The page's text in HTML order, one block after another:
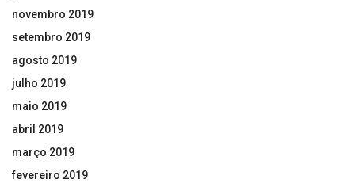
novembro 2019
setembro 2019
agosto 2019
julho 2019
maio 2019
abril 2019
março 2019
fevereiro 2019